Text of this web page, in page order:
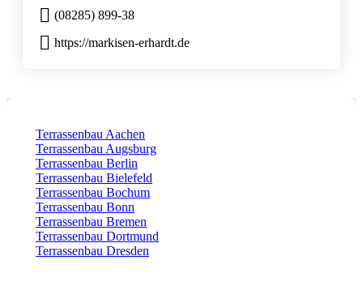
(08285) 899-38
https://markisen-erhardt.de
Terrassenbau Aachen
Terrassenbau Augsburg
Terrassenbau Berlin
Terrassenbau Bielefeld
Terrassenbau Bochum
Terrassenbau Bonn
Terrassenbau Bremen
Terrassenbau Dortmund
Terrassenbau Dresden